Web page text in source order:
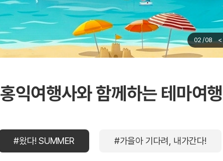
03 /08 <
홍익여행사와 함께하는 테마여행
#왔다! SUMMER #가을아 기다려, 내가간다!